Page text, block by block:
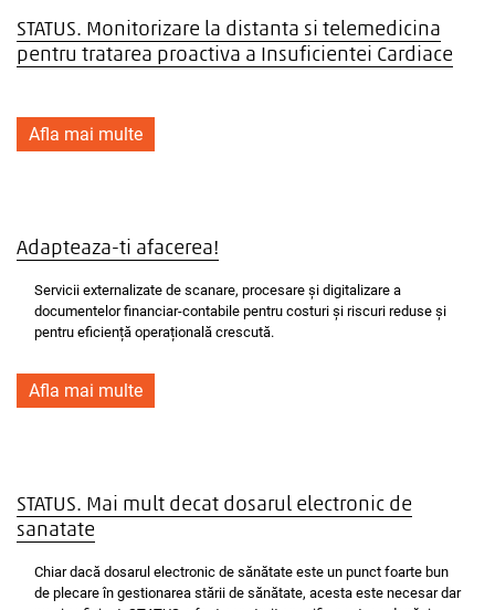
STATUS. Monitorizare la distanta si telemedicina
pentru tratarea proactiva a Insuficientei Cardiace
Afla mai multe
Adapteaza-ti afacerea!
Servicii externalizate de scanare, procesare și digitalizare a
documentelor financiar-contabile pentru costuri și riscuri reduse și
pentru eficiență operațională crescută.
Afla mai multe
STATUS. Mai mult decat dosarul electronic de
sanatate
Chiar dacă dosarul electronic de sănătate este un punct foarte bun
de plecare în gestionarea stării de sănătate, acesta este necesar dar